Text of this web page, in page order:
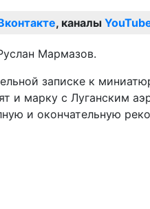
, каналы
Мармазов.
записке к
и марку с Луганским
и окончательную